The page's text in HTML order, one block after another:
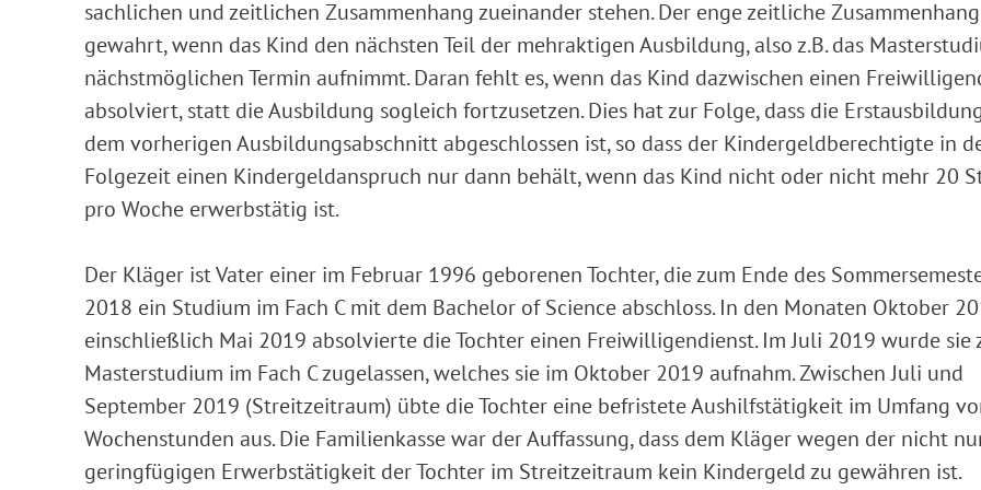
sachlichen und zeitlichen Zusammenhang zueinander stehen. Der enge zeitliche
gewahrt, wenn das Kind den nächsten Teil der mehraktigen Ausbildung, also z.B. das
nächstmöglichen Termin aufnimmt. Daran fehlt es, wenn das Kind dazwischen einen
absolviert, statt die Ausbildung sogleich fortzusetzen. Dies hat zur Folge, dass die
dem vorherigen Ausbildungsabschnitt abgeschlossen ist, so dass der Kindergeldberechtigte in
Folgezeit einen Kindergeldanspruch nur dann behält, wenn das Kind nicht oder nicht mehr 20
pro Woche erwerbstätig ist.
Der Kläger ist Vater einer im Februar 1996 geborenen Tochter, die zum Ende des
2018 ein Studium im Fach C mit dem Bachelor of Science abschloss. In den Monaten Oktober
einschließlich Mai 2019 absolvierte die Tochter einen Freiwilligendienst. Im Juli 2019 wurde sie
Masterstudium im Fach C zugelassen, welches sie im Oktober 2019 aufnahm. Zwischen Juli und
September 2019 (Streitzeitraum) übte die Tochter eine befristete Aushilfstätigkeit im Umfang
Wochenstunden aus. Die Familienkasse war der Auffassung, dass dem Kläger wegen der nicht
geringfügigen Erwerbstätigkeit der Tochter im Streitzeitraum kein Kindergeld zu gewähren ist.